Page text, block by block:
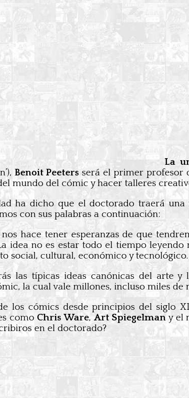
La
Benoit Peetersserá el primer profesor
mundo del cómic y hacer talleres
ha dicho que el doctorado traerá una
con sus palabras a continuación:
hace tener esperanzas de que
idea no es estar todo el tiempo
social, cultural, económico y tecnológico.
las típicas ideas canónicas del arte
la cual vale millones, incluso miles
los cómics desde principios del siglo
como Chris Ware, Art Spiegelman y el
en el doctorado?